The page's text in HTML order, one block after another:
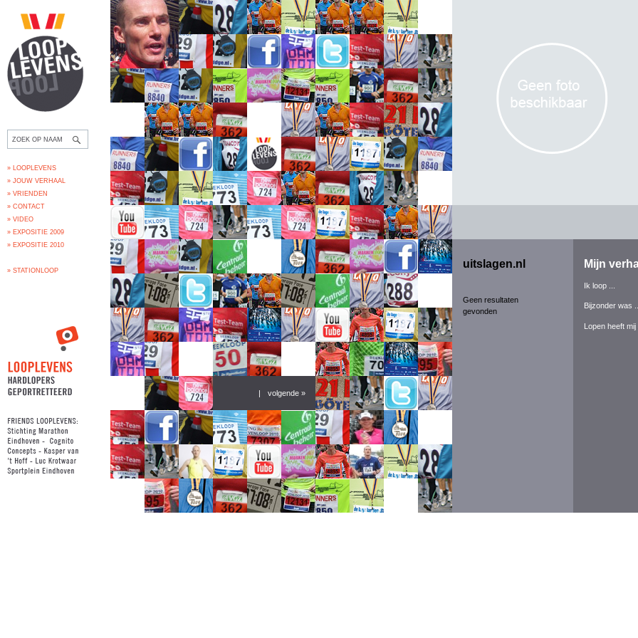
uitslagen.nl
Geen resultaten
gevonden
Mijn
Ik loop ...
Bijzonder was ...
Lopen heeft mij
» LOOPLEVENS
» JOUW VERHAAL
» VRIENDEN
» CONTACT
» VIDEO
» EXPOSITIE 2009
» EXPOSITIE 2010
» STATIONLOOP
| volgende »